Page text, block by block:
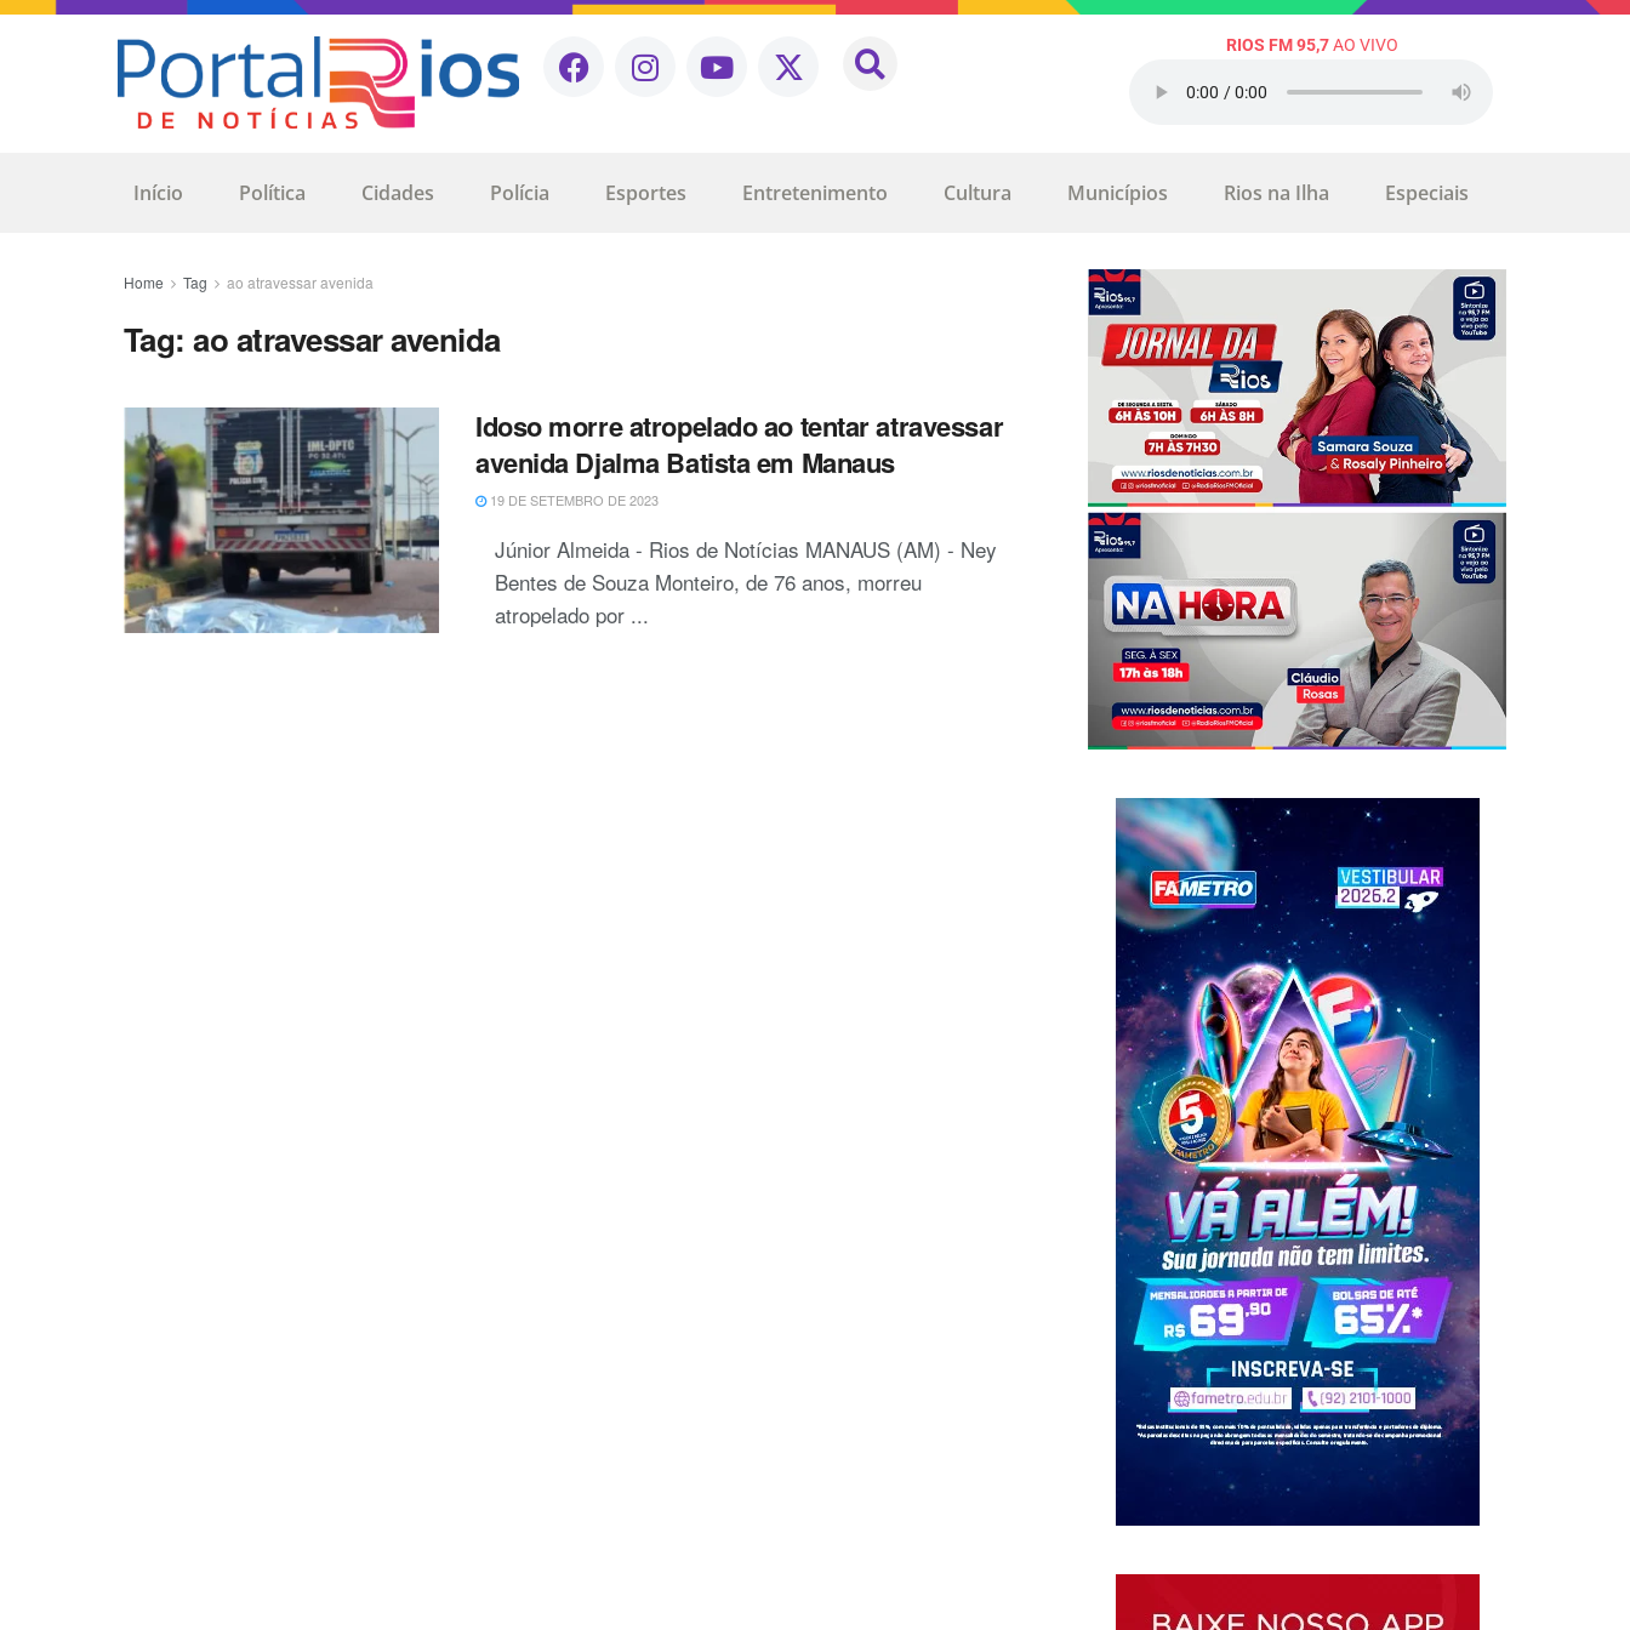
RIOS FM 95,7AO VIVO
Início Política Cidades Polícia Esportes Entretenimento Cultura Municípios Rios na Ilha Especiais
Home Tag ao atravessar avenida
Tag:ao atravessar avenida
Idoso morre atropelado ao tentar atravessar
avenida Djalma Batista em Manaus
19 DE SETEMBRO DE 2023
Júnior Almeida - Rios de Notícias MANAUS (AM) - Ney
Bentes de Souza Monteiro, de 76 anos, morreu
atropelado por ...